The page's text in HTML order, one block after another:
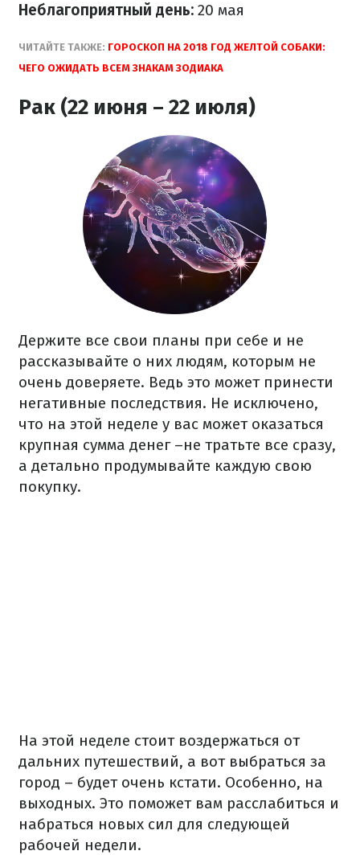
Неблагоприятный день: 20 мая
ЧИТАЙТЕ ТАКЖЕ: ГОРОСКОП НА 2018 ГОД ЖЕЛТОЙ СОБАКИ:
ЧЕГО ОЖИДАТЬ ВСЕМ ЗНАКАМ ЗОДИАКА
Рак (22 июня – 22 июля)
Держите все свои планы при себе и не
рассказывайте о них людям, которым не
очень доверяете. Ведь это может принести
негативные последствия. Не исключено,
что на этой неделе у вас может оказаться
крупная сумма денег –не тратьте все сразу,
а детально продумывайте каждую свою
покупку.
На этой неделе стоит воздержаться от
дальних путешествий, а вот выбраться за
город – будет очень кстати. Особенно, на
выходных. Это поможет вам расслабиться и
набраться новых сил для следующей
рабочей недели.